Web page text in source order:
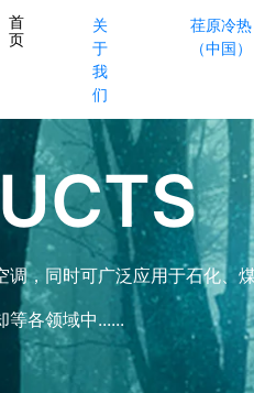
首
页
关
于
我
们
荏原冷热
（中国）
调，同时可广泛应用于石化、
等各领域中......